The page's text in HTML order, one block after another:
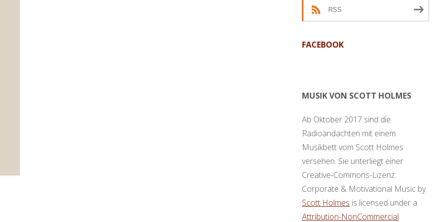
RSS
FACEBOOK
MUSIK VON SCOTT HOLMES
Ab Oktober 2017 sind die
Radioandachten mit einem
Musikbett vom Scott Holmes
versehen. Sie unterliegt einer
Creative-Commons-Lizenz:
Corporate & Motivational Music by
Scott Holmes is licensed under a
Attribution-NonCommercial